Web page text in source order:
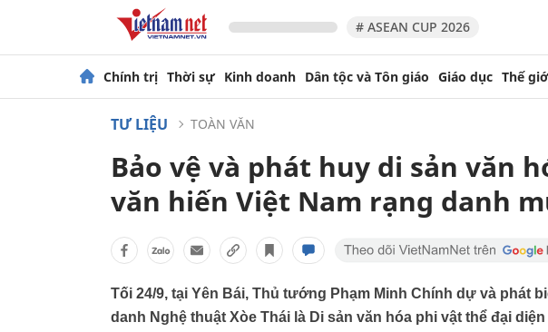
# ASEAN CUP 2026
Chính trị Thời sự Kinh doanh Dân tộc và Tôn giáo Giáo dục Thế
TƯ LIỆU TOÀN VĂN
Bảo vệ và phát huy di sản văn
văn hiến Việt Nam rạng danh
Tối 24/9, tại Yên Bái, Thủ tướng Phạm Minh Chính dự và phát
danh Nghệ thuật Xòe Thái là Di sản văn hóa phi vật thể đại